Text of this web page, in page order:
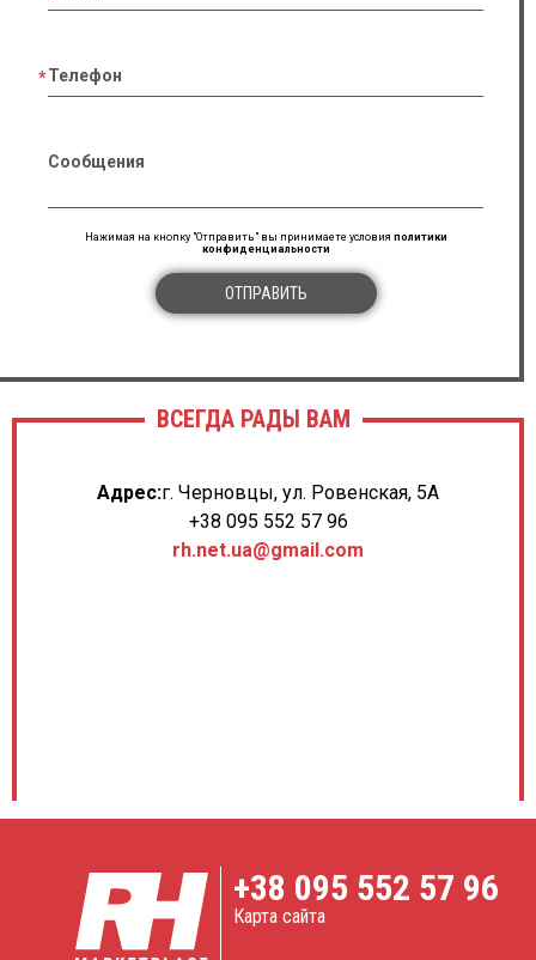
Телефон
Сообщения
Нажимая на кнопку "Отправить" вы принимаете условия политики
конфиденциальности
ОТПРАВИТЬ
ВСЕГДА РАДЫ ВАМ
Адрес:г. Черновцы, ул. Ровенская, 5А
+38 095 552 57 96
rh.net.ua@gmail.com
+38 095 552 57 96
Карта сайта